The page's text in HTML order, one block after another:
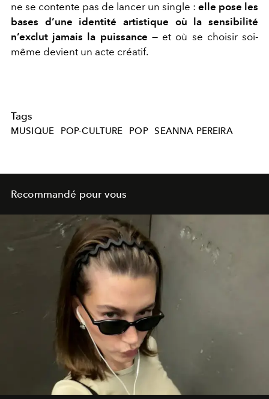
ne se contente pas de lancer un single : elle pose les
bases d’une identité artistique où la sensibilité
n’exclut jamais la puissance — et où se choisir soi-
même devient un acte créatif.
Tags
MUSIQUE POP-CULTURE POP SEANNA PEREIRA
Recommandé pour vous